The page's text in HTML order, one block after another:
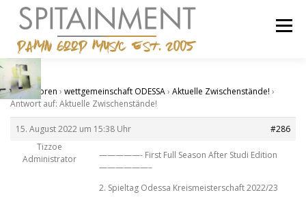
springen
Menü
STARTSEITE
Start› Foren › wettgemeinschaft ODESSA› Aktuelle Zwischenstände! ›
Antwort auf: Aktuelle Zwischenstände!
15. August 2022 um 15:38 Uhr
#286
Tizzoe
Administrator
—————- First Full Season After Studi Edition
——————–
2. Spieltag Odessa Kreismeisterschaft 2022/23